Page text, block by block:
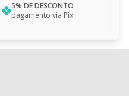
5% DE DESCONTO
pagamento via Pix